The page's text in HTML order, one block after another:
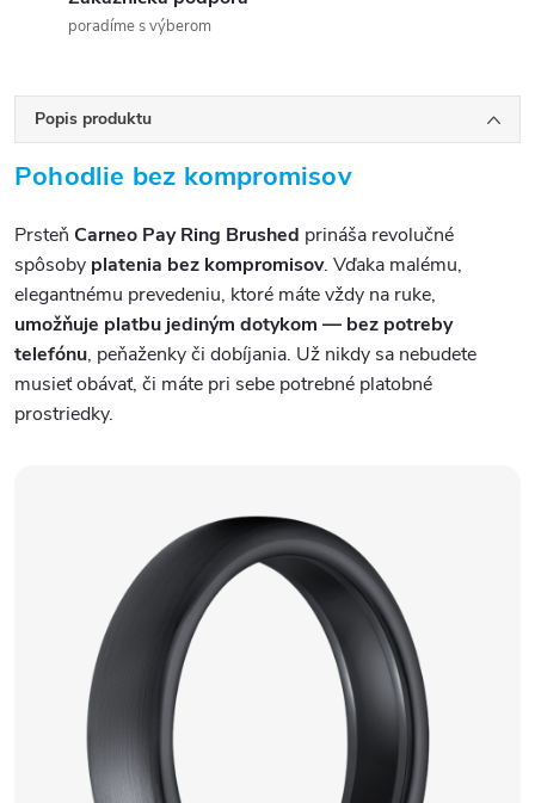
poradíme s výberom
Popis produktu
Pohodlie bez kompromisov
Prsteň Carneo Pay Ring Brushed prináša revolučné
spôsoby platenia bez kompromisov. Vďaka malému,
elegantnému prevedeniu, ktoré máte vždy na ruke,
umožňuje platbu jediným dotykom — bez potreby
telefónu, peňaženky či dobíjania. Už nikdy sa nebudete
musieť obávať, či máte pri sebe potrebné platobné
prostriedky.